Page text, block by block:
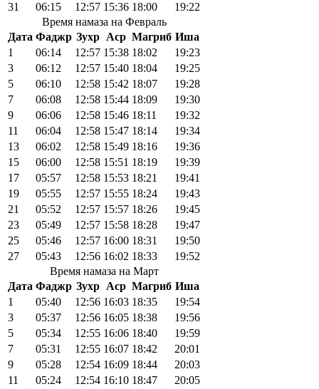
31
06:15 12:57 15:36 18:00
19:22
Время намаза на Февраль
Дата Фаджр Зухр Аср Магриб Иша
1
06:14 12:57 15:38 18:02
19:23
3
06:12 12:57 15:40 18:04
19:25
5
06:10 12:58 15:42 18:07
19:28
7
06:08 12:58 15:44 18:09
19:30
9
06:06 12:58 15:46 18:11
19:32
11
06:04 12:58 15:47 18:14
19:34
13
06:02 12:58 15:49 18:16
19:36
15
06:00 12:58 15:51 18:19
19:39
17
05:57 12:58 15:53 18:21
19:41
19
05:55 12:57 15:55 18:24
19:43
21
05:52 12:57 15:57 18:26
19:45
23
05:49 12:57 15:58 18:28
19:47
25
05:46 12:57 16:00 18:31
19:50
27
05:43 12:56 16:02 18:33
19:52
Время намаза на Март
Дата Фаджр Зухр Аср Магриб Иша
1
05:40 12:56 16:03 18:35
19:54
3
05:37 12:56 16:05 18:38
19:56
5
05:34 12:55 16:06 18:40
19:59
7
05:31 12:55 16:07 18:42
20:01
9
05:28 12:54 16:09 18:44
20:03
11
05:24 12:54 16:10 18:47
20:05